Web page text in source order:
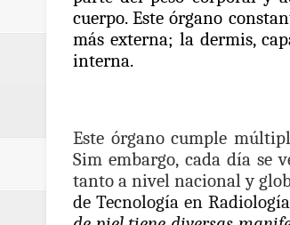
calle San Juan
ecoeficientes
cuerpo. Este órgano
más externa; la dermis,
interna.
Este órgano cumple
Sim embargo, cada día se
tanto a nivel nacional y
de Tecnología en